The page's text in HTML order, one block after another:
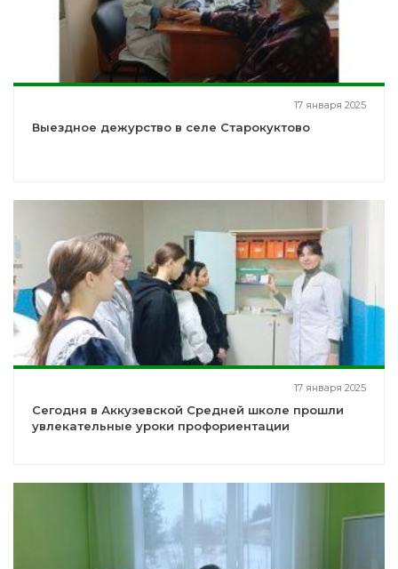
17 января 2025
Выездное дежурство в селе Старокуктово
17 января 2025
Сегодня в Аккузевской Средней школе прошли
увлекательные уроки профориентации